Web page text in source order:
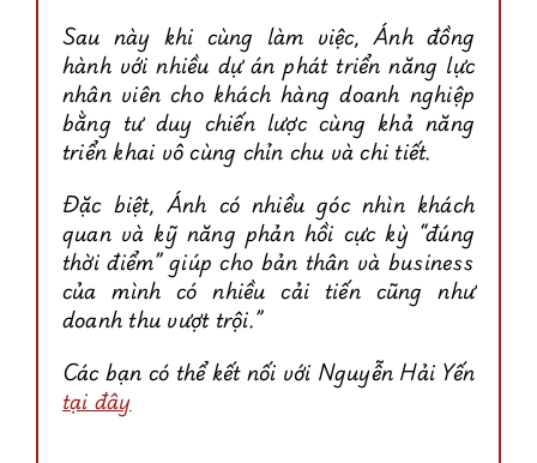
Sau này khi cùng làm việc, Ánh đồng
hành với nhiều dự án phát triển năng lực
nhân viên cho khách hàng doanh nghiệp
bằng tư duy chiến lược cùng khả năng
triển khai vô cùng chỉn chu và chi tiết.
Đặc biệt, Ánh có nhiều góc nhìn khách
quan và kỹ năng phản hồi cực kỳ “đúng
thời điểm” giúp cho bản thân và business
của mình có nhiều cải tiến cũng như
doanh thu vượt trội.”
Các bạn có thể kết nối với Nguyễn Hải Yến
tại đây